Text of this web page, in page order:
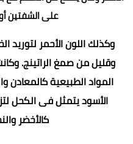
على الشفتين
وكذلك اللون الأحمر لتوريد
وقليل من صمغ الراتينج.
المواد الطبيعية كالمعادن
الأسود يتمثل فى الكحل
كالأخضر